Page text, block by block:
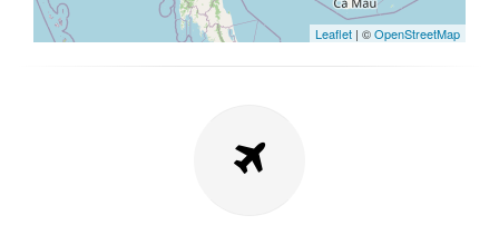
Leaflet | ©OpenStreetMap